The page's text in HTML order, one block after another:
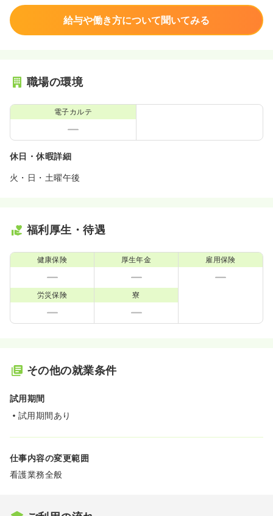
給与や働き方について聞いてみる
職場の環境
電子カルテ
休日・休暇詳細
火・日・土曜午後
福利厚生・待遇
健康保険 厚生年金 雇用保険
労災保険 寮
その他の就業条件
試用期間
試用期間あり
仕事内容の変更範囲
看護業務全般